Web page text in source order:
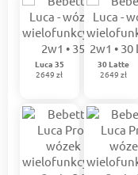
Luca 35
2649 zł
30 Latte
2649 zł